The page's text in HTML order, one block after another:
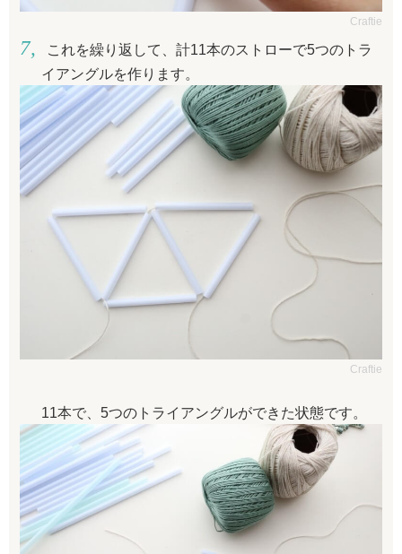
Craftie
これを繰り返して、計11本のストローで5つのトラ
イアングルを作ります。
Craftie
11本で、5つのトライアングルができた状態です。